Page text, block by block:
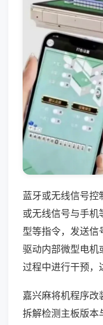
蓝牙或无线信号控
或无线信号与手机
型等指令，发送信
驱动内部微型电机
过程中进行干预，
嘉兴麻将机程序改
拆解检测主板版本